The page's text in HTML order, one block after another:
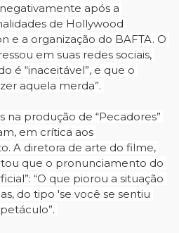
após a
de Hollywood
e a organização do BAFTA. O
em suas redes sociais,
é “inaceitável”, e que o
aquela merda”.
na produção de “Pecadores”
em crítica aos
A diretora de arte do filme,
que o pronunciamento do
“O que piorou a situação
do tipo 'se você se sentiu